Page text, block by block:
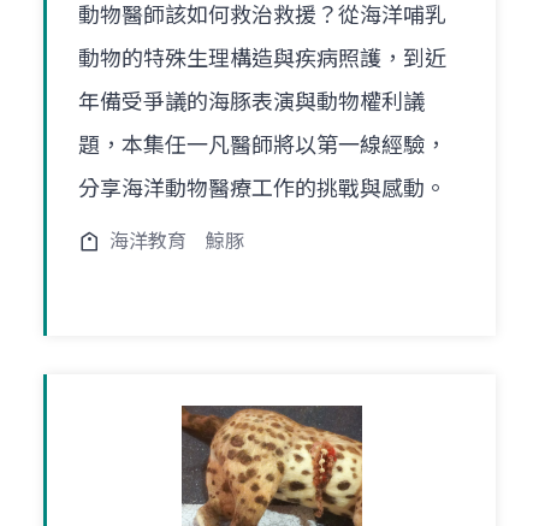
動物醫師該如何救治救援？從海洋哺乳
動物的特殊生理構造與疾病照護，到近
年備受爭議的海豚表演與動物權利議
題，本集任一凡醫師將以第一線經驗，
分享海洋動物醫療工作的挑戰與感動。
海洋教育 鯨豚